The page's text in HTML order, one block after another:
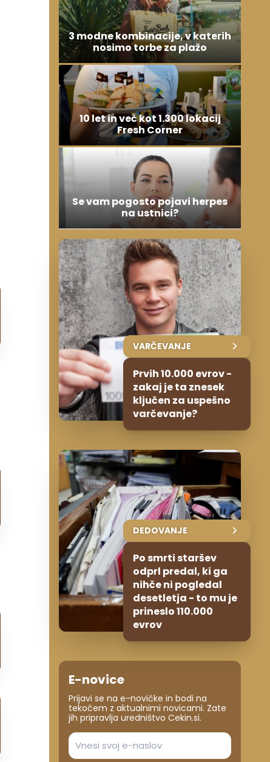
3 modne kombinacije, v katerih
nosimo torbe za plažo
10 let in več kot 1.300 lokacij
Fresh Corner
Se vam pogosto pojavi herpes
na ustnici?
VARČEVANJE
Prvih 10.000 evrov -
zakaj je ta znesek
ključen za uspešno
varčevanje?
DEDOVANJE
Po smrti staršev
odprl predal, ki ga
nihče ni pogledal
desetletja - to mu je
prineslo 110.000
evrov
E-novice
Prijavi se na e-novičke in bodi na
tekočem z aktualnimi novicami. Zate
jih pripravlja uredništvo Cekin.si.